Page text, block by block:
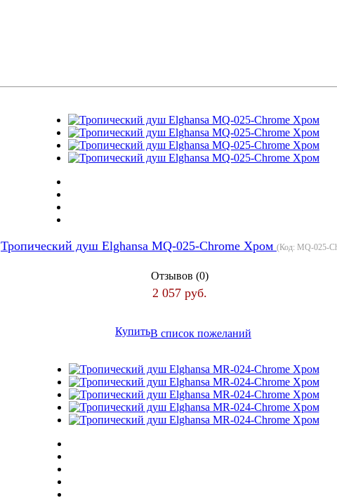
Тропический душ Elghansa MQ-025-Chrome Хром (Код: MQ-025-
Отзывов (0)
2 057 руб.
КупитьВ список пожеланий